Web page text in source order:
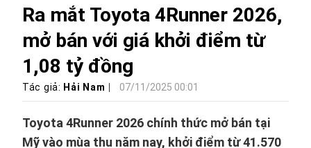
Ra mắt Toyota 4Runner 2026,
mở bán với giá khởi điểm từ
1,08 tỷ đồng
Tác giả: Hải Nam 07/11/2025 00:01
Toyota 4Runner 2026 chính thức mở bán tại
Mỹ vào mùa thu năm nay, khởi điểm từ 41.570